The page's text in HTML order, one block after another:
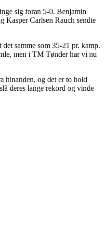
sig foran 5-0. Benjamin
Kasper Carlsen Rauch sendte
samme som 35-21 pr. kamp.
men i TM Tønder har vi nu
hinanden, og det er to hold
deres lange rekord og vinde